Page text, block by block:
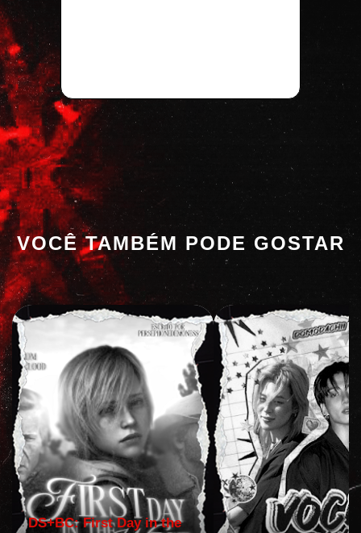
VOCÊ TAMBÉM PODE GOSTAR
DS+BC: First Day in the